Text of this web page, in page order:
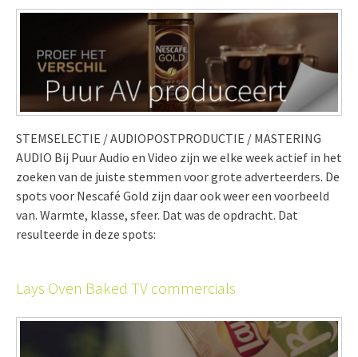
STEMSELECTIE / AUDIOPOSTPRODUCTIE / MASTERING
AUDIO Bij Puur Audio en Video zijn we elke week actief in het
zoeken van de juiste stemmen voor grote adverteerders. De
spots voor Nescafé Gold zijn daar ook weer een voorbeeld
van. Warmte, klasse, sfeer. Dat was de opdracht. Dat
resulteerde in deze spots:
Lays Oven Baked TV commercials